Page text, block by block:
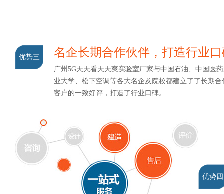
优势三 名企长期合作伙伴，打造行业
广州5G天天看天天爽实验室厂家与中国石油、中国医药
业大学、松下空调等各大名企及院校都建立了了长期合作
客户的一致好评，打造了行业口碑。
优势四